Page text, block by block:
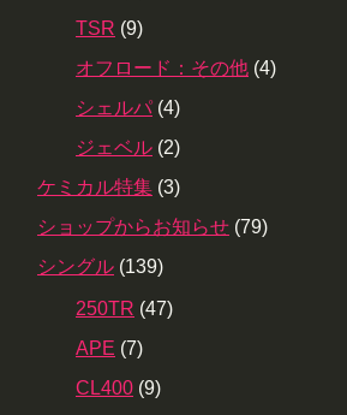
TSR (9)
オフロード：その他 (4)
シェルパ (4)
ジェベル (2)
ケミカル特集 (3)
ショップからお知らせ (79)
シングル (139)
250TR (47)
APE (7)
CL400 (9)